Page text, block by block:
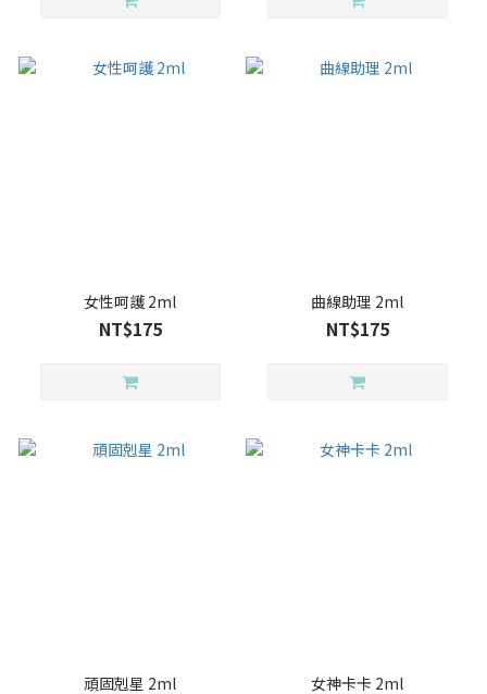
女性呵護 2ml
NT$175
曲線助理 2ml
NT$175
頑固剋星 2ml 女神卡卡 2ml